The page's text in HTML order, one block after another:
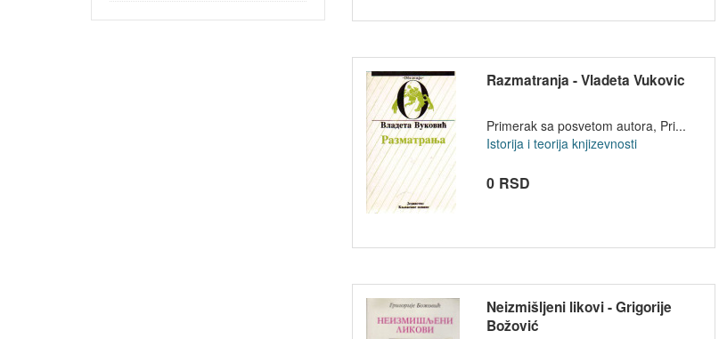
Razmatranja - Vladeta Vukovic
Primerak sa posvetom autora, Pri...
Istorija i teorija knjizevnosti
0 RSD
Neizmišljeni likovi - Grigorije
Božović